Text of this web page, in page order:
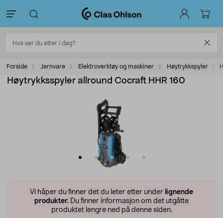
Forside Jernvare Elektroverktøy og maskiner Høytrykkspyler
Høytrykksspyler allround Cocraft HHR 160
Vi håper du finner det du leter etter under lignende
produkter. Du finner informasjon om det utgåtte
produktet lengre ned på denne siden.